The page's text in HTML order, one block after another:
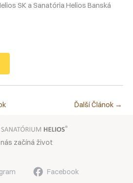
SK a Sanatória Helios Banská
Ďalší Článok →
začíná život
Facebook